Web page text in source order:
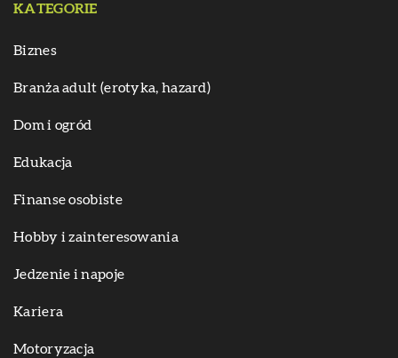
KATEGORIE
Biznes
Branża adult (erotyka, hazard)
Dom i ogród
Edukacja
Finanse osobiste
Hobby i zainteresowania
Jedzenie i napoje
Kariera
Motoryzacja